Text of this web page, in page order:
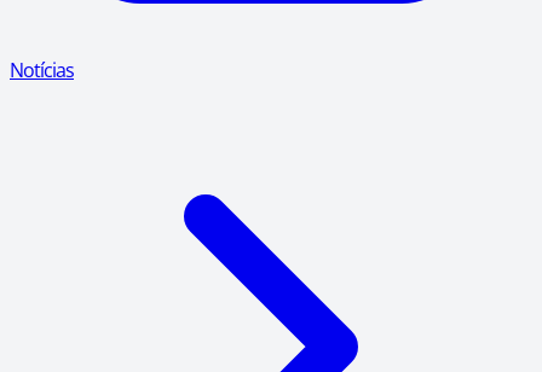
Notícias